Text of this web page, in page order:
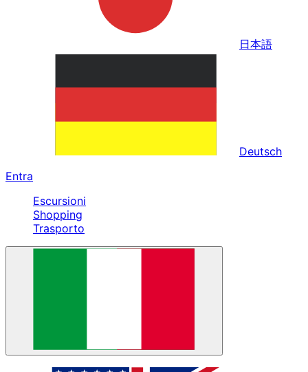
日本語
Deutsch
Entra
Escursioni
Shopping
Trasporto